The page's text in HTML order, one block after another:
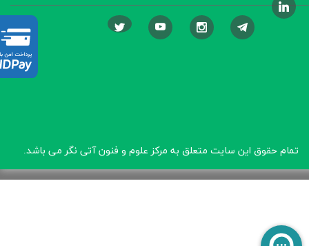
تمام حقوق این سایت متعلق به مرکز علوم و فنون آتی نگر می باشد.